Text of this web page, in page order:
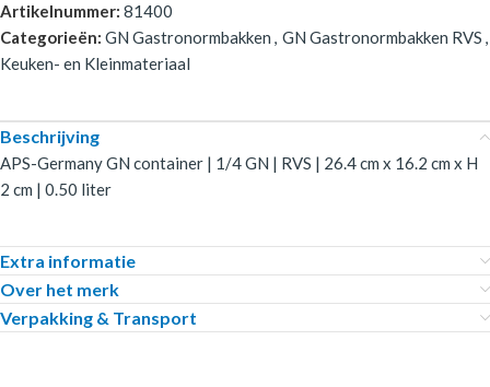
Artikelnummer: 81400
Categorieën: GN Gastronormbakken , GN Gastronormbakken RVS ,
Keuken- en Kleinmateriaal
Beschrijving
APS-Germany GN container | 1/4 GN | RVS | 26.4 cm x 16.2 cm x H
2 cm | 0.50 liter
Extra informatie
Over het merk
Verpakking & Transport